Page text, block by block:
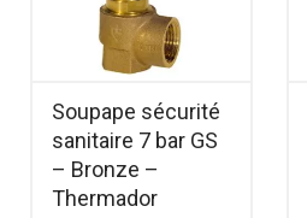
Soupape sécurité
sanitaire 7 bar GS
– Bronze –
Thermador